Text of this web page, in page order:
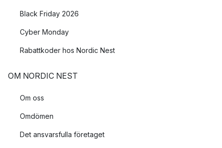
Black Friday 2026
Cyber Monday
Rabattkoder hos Nordic Nest
OM NORDIC NEST
Om oss
Omdömen
Det ansvarsfulla företaget